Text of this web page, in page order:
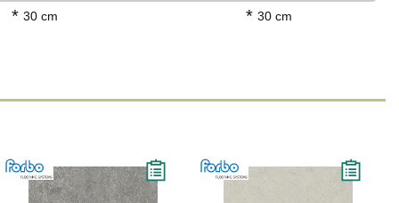
in i den rena ytan. Detta gör Solid-kollektionen
* 30 cm * 30 cm